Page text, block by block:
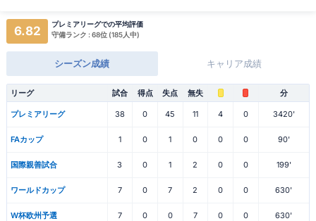
6.82
プレミアリーグでの平均評価
守備ランク : 68位 (185人中)
シーズン成績 キャリア成績
リーグ 試合 得点 失点 無失 分
プレミアリーグ 38 0 45 11 4 0 3420'
FAカップ 1 0 1 0 0 0 90'
国際親善試合 3 0 1 2 0 0 199'
ワールドカップ 7 0 7 2 0 0 630'
W杯欧州予選 7 0 0 7 0 0 630'